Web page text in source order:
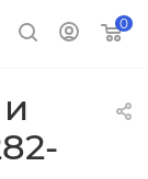
0